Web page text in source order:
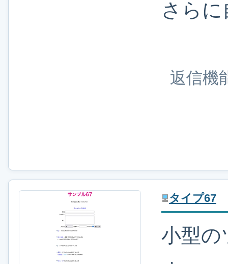
さら
返信機
タイプ67
小型の